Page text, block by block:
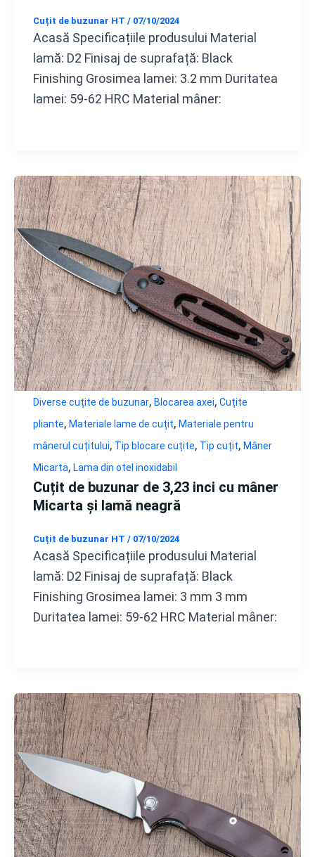
Cuțit de buzunar HT / 07/10/2024
Acasă Specificațiile produsului Material
lamă: D2 Finisaj de suprafață: Black
Finishing Grosimea lamei: 3.2 mm Duritatea
lamei: 59-62 HRC Material mâner:
Diverse cuțite de buzunar, Blocarea axei, Cuțite
pliante, Materiale lame de cuțit, Materiale pentru
mânerul cuțitului, Tip blocare cuțite, Tip cuțit, Mâner
Micarta, Lama din otel inoxidabil
Cuțit de buzunar de 3,23 inci cu mâner
Micarta și lamă neagră
Cuțit de buzunar HT / 07/10/2024
Acasă Specificațiile produsului Material
lamă: D2 Finisaj de suprafață: Black
Finishing Grosimea lamei: 3 mm 3 mm
Duritatea lamei: 59-62 HRC Material mâner: